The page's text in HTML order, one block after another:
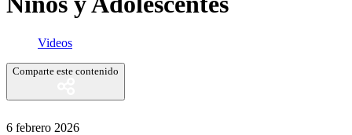
Videos
Comparte este contenido
6 febrero 2026